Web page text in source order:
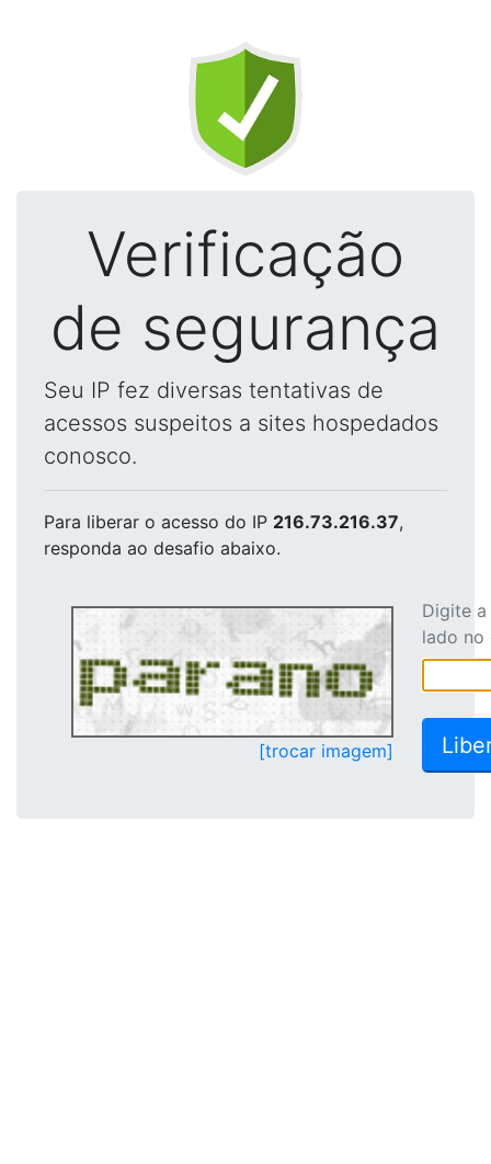
Verificação
de segurança
Seu IP fez diversas tentativas de
acessos suspeitos a sites hospedados
conosco.
Para liberar o acesso do IP 216.73.216.37,
responda ao desafio abaixo.
[trocar imagem]
Digite
lado no